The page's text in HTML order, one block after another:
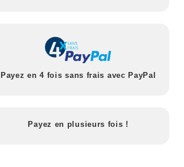
Payez en 4 fois sans frais avec PayPal
Payez en plusieurs fois !